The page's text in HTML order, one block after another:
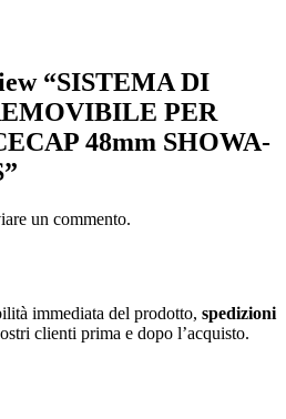
“SISTEMA DI
PER
48mm SHOWA-
un commento.
immediata del prodotto, spedizioni
clienti prima e dopo l’acquisto.